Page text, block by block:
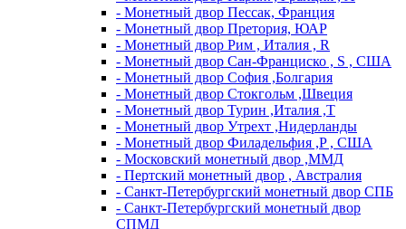
- Монетный двор Пессак, Франция
- Монетный двор Претория, ЮАР
- Монетный двор Рим , Италия , R
- Монетный двор Сан-Франциско , S , США
- Монетный двор София ,Болгария
- Монетный двор Стокгольм ,Швеция
- Монетный двор Турин ,Италия ,T
- Монетный двор Утрехт ,Нидерланды
- Монетный двор Филадельфия ,P , США
- Московский монетный двор ,ММД
- Пертский монетный двор , Австралия
- Санкт-Петербургский монетный двор СПБ
- Санкт-Петербургский монетный двор
СПМД